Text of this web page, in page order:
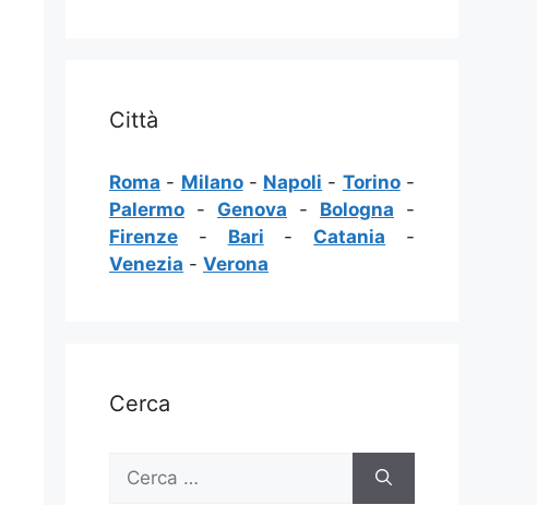
Città
Roma - Milano- Napoli - Torino-
Palermo - Genova - Bologna -
Firenze - Bari - Catania -
Venezia - Verona
Cerca
Ricerca